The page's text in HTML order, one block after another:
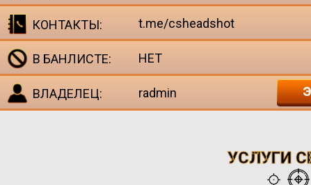
КОНТАКТЫ: t.me/csheadshot
В БАНЛИСТЕ: НЕТ
ВЛАДЕЛЕЦ: radmin
УСЛУГИ